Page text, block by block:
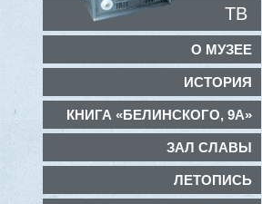
ТВ
О МУЗЕЕ
ИСТОРИЯ
КНИГА «БЕЛИНСКОГО, 9А»
ЗАЛ СЛАВЫ
ЛЕТОПИСЬ